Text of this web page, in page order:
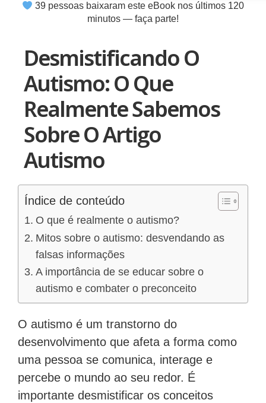
39 pessoas baixaram este eBook nos últimos 120
minutos — faça parte!
Desmistificando O
Autismo: O Que
Realmente Sabemos
Sobre O Artigo
Autismo
Índice de conteúdo
O que é realmente o autismo?
Mitos sobre o autismo: desvendando as
falsas informações
A importância de se educar sobre o
autismo e combater o preconceito
O autismo é um transtorno do
desenvolvimento que afeta a forma como
uma pessoa se comunica, interage e
percebe o mundo ao seu redor. É
importante desmistificar os conceitos